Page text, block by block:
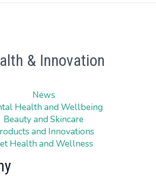
& Innovation
News
Health and Wellbeing
Beauty and Skincare
and Innovations
Health and Wellness